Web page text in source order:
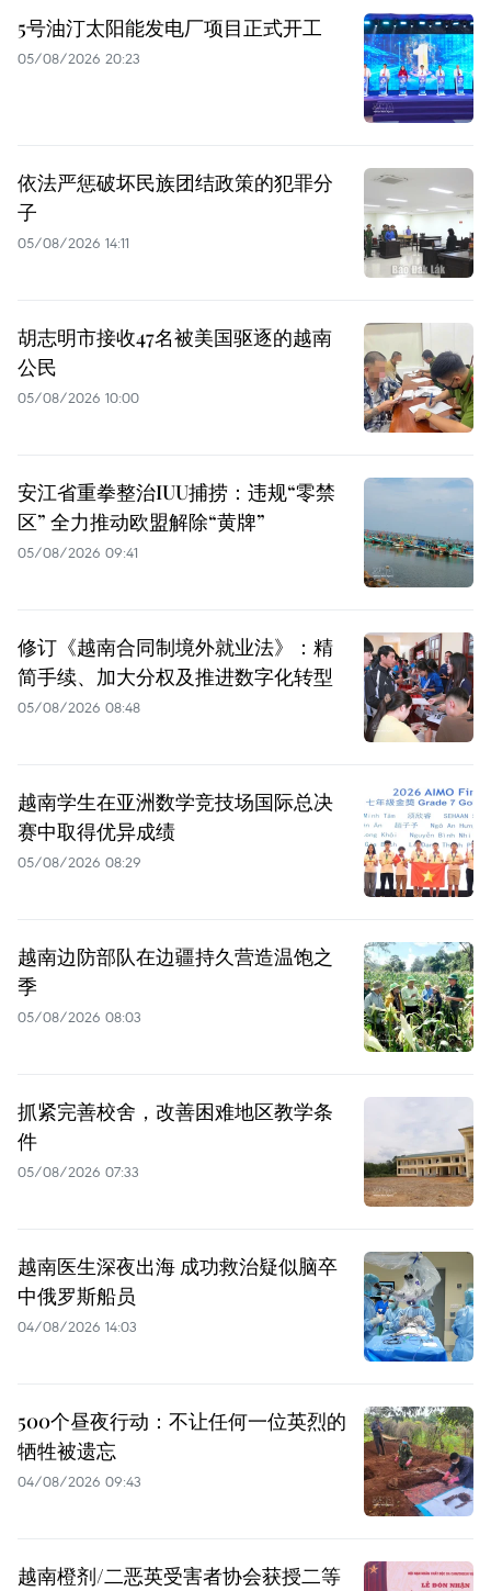
5号油汀太阳能发电厂项目正式开工
05/08/2026 20:23
依法严惩破坏民族团结政策的犯罪分
子
05/08/2026 14:11
胡志明市接收47名被美国驱逐的越南
公民
05/08/2026 10:00
安江省重拳整治IUU捕捞：违规“零禁
区” 全力推动欧盟解除“黄牌”
05/08/2026 09:41
修订《越南合同制境外就业法》：精
简手续、加大分权及推进数字化转型
05/08/2026 08:48
越南学生在亚洲数学竞技场国际总决
赛中取得优异成绩
05/08/2026 08:29
越南边防部队在边疆持久营造温饱之
季
05/08/2026 08:03
抓紧完善校舍，改善困难地区教学条
件
05/08/2026 07:33
越南医生深夜出海 成功救治疑似脑卒
中俄罗斯船员
04/08/2026 14:03
500个昼夜行动：不让任何一位英烈的
牺牲被遗忘
04/08/2026 09:43
越南橙剂/二恶英受害者协会获授二等